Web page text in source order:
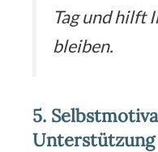
Tag und hilft
blei­ben.
5.